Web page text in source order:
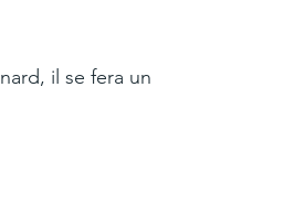
il se fera un